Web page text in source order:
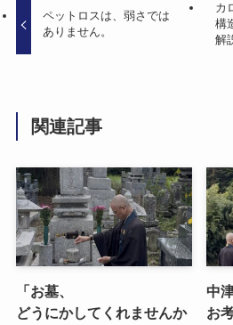
ペットロスは、​弱さでは​
ありません。
カ
構
解
関連記事
「お墓、​
どうにかしてくれませんか
中
お